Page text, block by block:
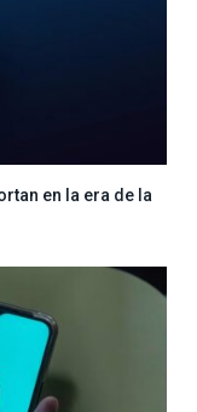
en la era de la